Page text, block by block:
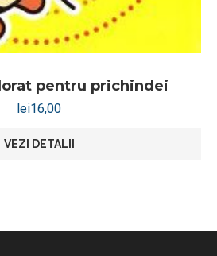
pentru prichindei
lei16,00
VEZI DETALII